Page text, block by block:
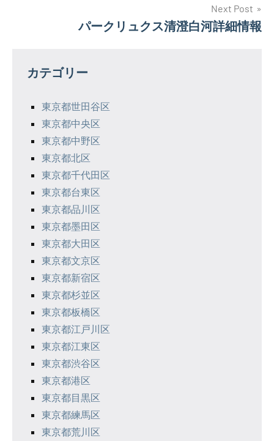
ー
Next Post
パークリュクス清澄白河詳細情報
カテゴリー
東京都世田谷区
東京都中央区
東京都中野区
東京都北区
東京都千代田区
東京都台東区
東京都品川区
東京都墨田区
東京都大田区
東京都文京区
東京都新宿区
東京都杉並区
東京都板橋区
東京都江戸川区
東京都江東区
東京都渋谷区
東京都港区
東京都目黒区
東京都練馬区
東京都荒川区